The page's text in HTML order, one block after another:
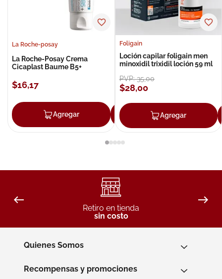
La Roche-posay
La Roche-Posay Crema
Cicaplast Baume B5+
$16,17
Agregar Agregar
Foligain
Loción capilar foligain men
minoxidil trixidil loción 59 ml
PVP:35,00
$28,00
Agregar
Retiro en tienda
sin costo
Quienes Somos
Recompensas y promociones